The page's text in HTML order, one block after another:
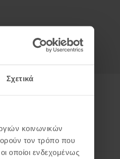
Σχετικά
κοινωνικών
τον τρόπο που
οποίοι ενδεχομένως